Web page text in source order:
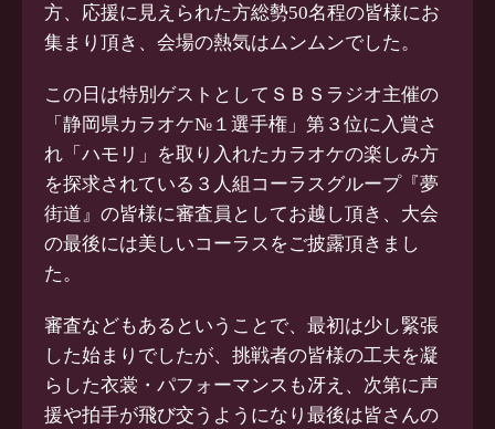
方、応援に見えられた方総勢50名程の皆様にお
集まり頂き、会場の熱気はムンムンでした。
この日は特別ゲストとしてＳＢＳラジオ主催の
「静岡県カラオケ№１選手権」第３位に入賞さ
れ「ハモリ」を取り入れたカラオケの楽しみ方
を探求されている３人組コーラスグループ『夢
街道』の皆様に審査員としてお越し頂き、大会
の最後には美しいコーラスをご披露頂きまし
た。
審査などもあるということで、最初は少し緊張
した始まりでしたが、挑戦者の皆様の工夫を凝
らした衣裳・パフォーマンスも冴え、次第に声
援や拍手が飛び交うようになり最後は皆さんの